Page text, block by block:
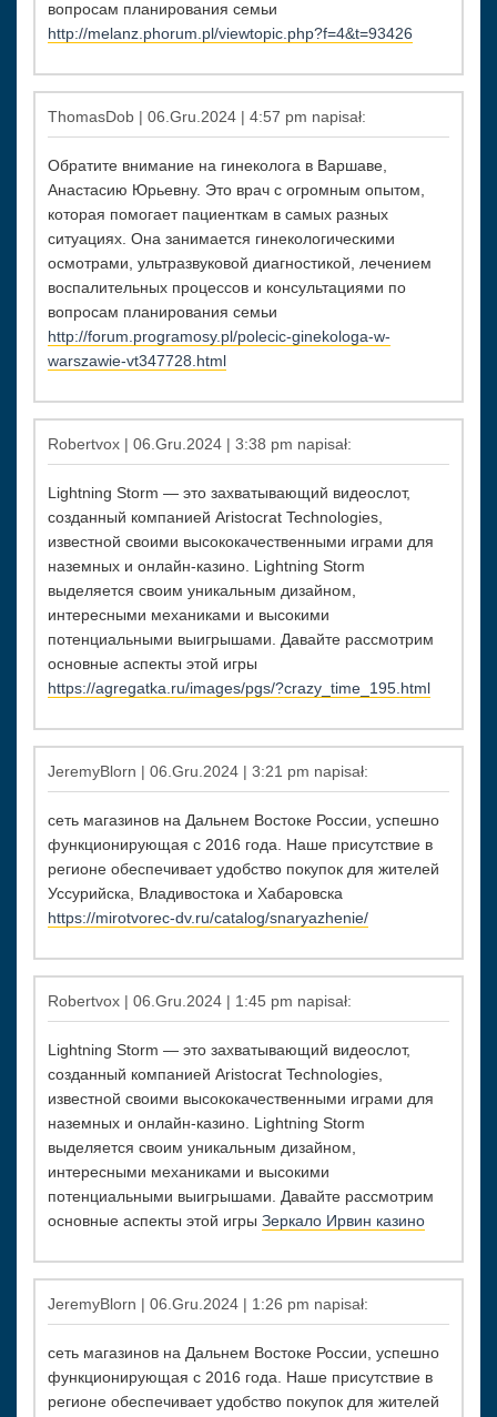
вопросам планирования семьи
http://melanz.phorum.pl/viewtopic.php?f=4&t=93426
ThomasDob | 06.Gru.2024 | 4:57 pm napisał:
Обратите внимание на гинеколога в Варшаве,
Анастасию Юрьевну. Это врач с огромным опытом,
которая помогает пациенткам в самых разных
ситуациях. Она занимается гинекологическими
осмотрами, ультразвуковой диагностикой, лечением
воспалительных процессов и консультациями по
вопросам планирования семьи
http://forum.programosy.pl/polecic-ginekologa-w-
warszawie-vt347728.html
Robertvox | 06.Gru.2024 | 3:38 pm napisał:
Lightning Storm — это захватывающий видеослот,
созданный компанией Aristocrat Technologies,
известной своими высококачественными играми для
наземных и онлайн-казино. Lightning Storm
выделяется своим уникальным дизайном,
интересными механиками и высокими
потенциальными выигрышами. Давайте рассмотрим
основные аспекты этой игры
https://agregatka.ru/images/pgs/?crazy_time_195.html
JeremyBlorn | 06.Gru.2024 | 3:21 pm napisał:
сеть магазинов на Дальнем Востоке России, успешно
функционирующая с 2016 года. Наше присутствие в
регионе обеспечивает удобство покупок для жителей
Уссурийска, Владивостока и Хабаровска
https://mirotvorec-dv.ru/catalog/snaryazhenie/
Robertvox | 06.Gru.2024 | 1:45 pm napisał:
Lightning Storm — это захватывающий видеослот,
созданный компанией Aristocrat Technologies,
известной своими высококачественными играми для
наземных и онлайн-казино. Lightning Storm
выделяется своим уникальным дизайном,
интересными механиками и высокими
потенциальными выигрышами. Давайте рассмотрим
основные аспекты этой игры Зеркало Ирвин казино
JeremyBlorn | 06.Gru.2024 | 1:26 pm napisał:
сеть магазинов на Дальнем Востоке России, успешно
функционирующая с 2016 года. Наше присутствие в
регионе обеспечивает удобство покупок для жителей